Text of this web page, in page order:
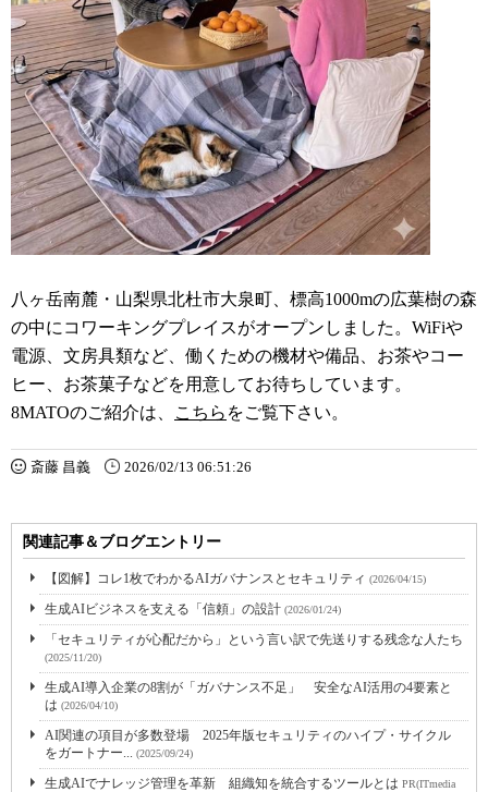
八ヶ岳南麓・山梨県北杜市大泉町、標高1000mの広葉樹の森
の中にコワーキングプレイスがオープンしました。WiFiや
電源、文房具類など、働くための機材や備品、お茶やコー
ヒー、お茶菓子などを用意してお待ちしています。
8MATOのご紹介は、
こちら をご覧下さい。
斎藤 昌義 2026/02/13 06:51:26
関連記事＆ブログエントリー
【図解】コレ1枚でわかるAIガバナンスとセキュリティ (2026/04/15)
生成AIビジネスを支える「信頼」の設計 (2026/01/24)
「セキュリティが心配だから」という言い訳で先送りする残念な人たち
(2025/11/20)
生成AI導入企業の8割が「ガバナンス不足」 安全なAI活用の4要素と
は (2026/04/10)
AI関連の項目が多数登場 2025年版セキュリティのハイプ・サイクル
をガートナー... (2025/09/24)
生成AIでナレッジ管理を革新 組織知を統合するツールとは PR(ITmedia